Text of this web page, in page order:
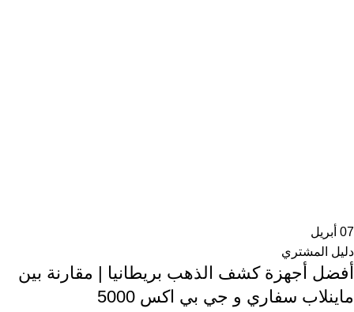
07 أبريل
دليل المشتري
أفضل أجهزة كشف الذهب بريطانيا | مقارنة بين
ماينلاب سفاري و جي بي اكس 5000